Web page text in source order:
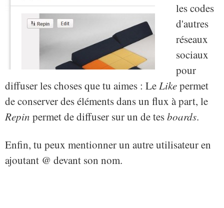
les codes
d'autres
réseaux
sociaux
pour
diffuser les choses que tu aimes : Le Likepermet
de conserver des éléments dans un flux à part, le
Repin permet de diffuser sur un de tesboards.
Enfin, tu peux mentionner un autre utilisateur en
ajoutant @ devant son nom.